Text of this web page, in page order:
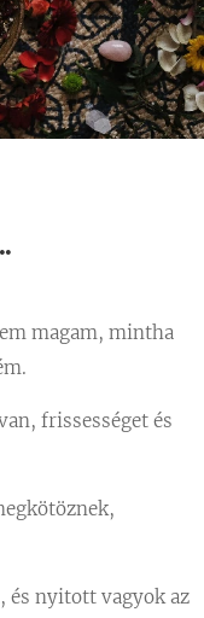
magam, mintha
frissességet és
és nyitott vagyok az